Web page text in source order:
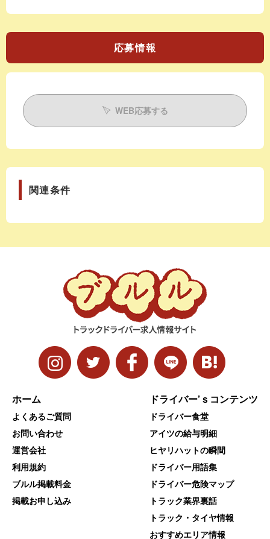
応募情報
WEB応募する
関連条件
ホーム
よくあるご質問
お問い合わせ
運営会社
利用規約
ブルル掲載料金
掲載お申し込み
ドライバー’ｓコンテンツ
ドライバー食堂
アイツの給与明細
ヒヤリハットの瞬間
ドライバー用語集
ドライバー危険マップ
トラック業界裏話
トラック・タイヤ情報
おすすめエリア情報